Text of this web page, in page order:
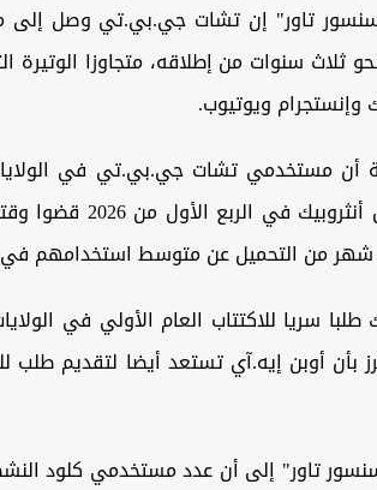
تاور" إن ⁠تشات جي.بي.تي وصل إلى
نحو ثلاث سنوات من إطلاقه، متجاوزا
ويوتيوب.
أن مستخدمي تشات جي.بي.تي في
تطبيق كلود من
من التحميل عن متوسط استخدامهم في
طلبا سريا للاكتتاب العام الأولي في
⁠بأن أوبن إيه.آي تستعد أيضا لتقديم طلب
تاور" إلى أن عدد مستخدمي ⁠كلود